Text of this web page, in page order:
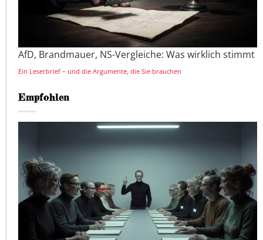
AfD, Brandmauer, NS-Vergleiche: Was wirklich stimmt
Ein Leserbrief – und die Argumente, die Sie brauchen
Empfohlen